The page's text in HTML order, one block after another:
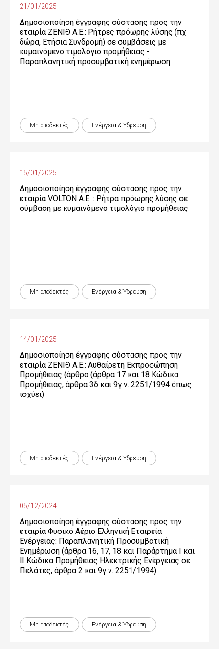
21/01/2025
Δημοσιοποίηση έγγραφης σύστασης προς την
εταιρία ΖΕΝΙΘ Α.Ε.: Ρήτρες πρόωρης λύσης (πχ
δώρα, Ετήσια Συνδρομή) σε συμβάσεις με
κυμαινόμενο τιμολόγιο προμήθειας -
Παραπλανητική προσυμβατική ενημέρωση
Μη αποδεκτές Ενέργεια & Ύδρευση
15/01/2025
Δημοσιοποίηση έγγραφης σύστασης προς την
εταιρία VOLTON Α.Ε. : Ρήτρα πρόωρης λύσης σε
σύμβαση με κυμαινόμενο τιμολόγιο προμήθειας
Μη αποδεκτές Ενέργεια & Ύδρευση
14/01/2025
Δημοσιοποίηση έγγραφης σύστασης προς την
εταιρία ΖΕΝΙΘ Α.Ε.: Αυθαίρετη Εκπροσώπηση
Προμήθειας (άρθρο (άρθρα 17 και 18 Κώδικα
Προμήθειας, άρθρα 3δ και 9γ ν. 2251/1994 όπως
ισχύει)
Μη αποδεκτές Ενέργεια & Ύδρευση
05/12/2024
Δημοσιοποίηση έγγραφης σύστασης προς την
εταιρία Φυσικό Αέριο Ελληνική Εταιρεία
Ενέργειας: Παραπλανητική Προσυμβατική
Ενημέρωση (άρθρα 16, 17, 18 και Παράρτημα Ι και
ΙΙ Κώδικα Προμήθειας Ηλεκτρικής Ενέργειας σε
Πελάτες, άρθρα 2 και 9γ ν. 2251/1994)
Μη αποδεκτές Ενέργεια & Ύδρευση